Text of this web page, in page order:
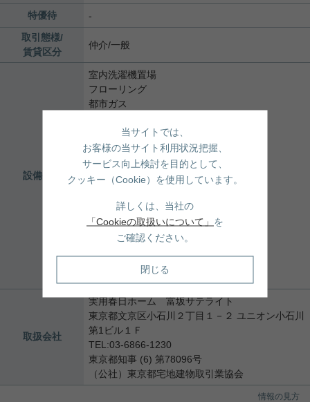
特優待
-
取引態様/
賃貸区分
仲介/一般
設備条件
室内洗濯機置場
フローリング
都市ガス
公共下水
電気有
コンロ２口以上
システムキッチン
追焚機能浴室
浴室乾燥機
温水洗浄便座
宅配ボックス
取扱会社
実用春日ホーム 富坂サテライト
東京都文京区小石川２丁目１－２ ユニオン小石川
第1ビル１Ｆ
TEL:03-6866-1230
東京都知事 (6) 第78096号
（公社）東京都宅地建物取引業協会
情報の見方
当サイトでは、
お客様の当サイト利用状況把握、
サービス向上検討を目的として、
クッキー（Cookie）を使用しています。
詳しくは、当社の
「Cookieの取扱いについて」 を
ご確認ください。
閉じる